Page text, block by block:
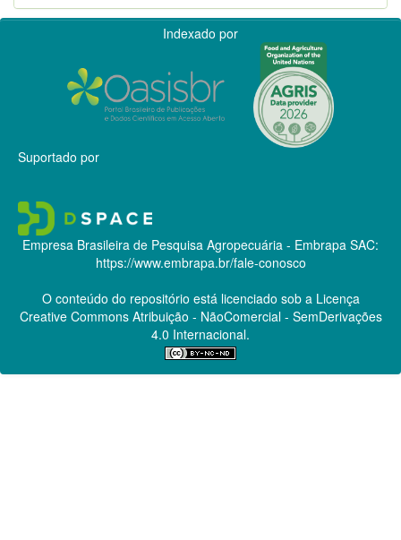
Indexado por
Suportado por
Empresa Brasileira de Pesquisa Agropecuária - Embrapa SAC:
https://www.embrapa.br/fale-conosco
O conteúdo do repositório está licenciado sob a Licença
Creative CommonsAtribuição - NãoComercial - SemDerivações
4.0 Internacional.